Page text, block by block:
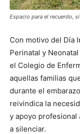
Espacio para el recuerdo,
Con motivo del Día
Perinatal y
el Colegio de
aquellas familias
durante el
reivindica la
y apoyo profesional
a silenciar.